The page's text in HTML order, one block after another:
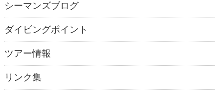
シーマンズブログ
ダイビングポイント
ツアー情報
リンク集